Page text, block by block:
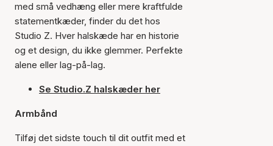
med små vedhæng eller mere kraftfulde
statementkæder, finder du det hos
Studio Z. Hver halskæde har en historie
og et design, du ikke glemmer. Perfekte
alene eller lag-på-lag.
Se Studio.Z halskæder her
Armbånd
Tilføj det sidste touch til dit outfit med et